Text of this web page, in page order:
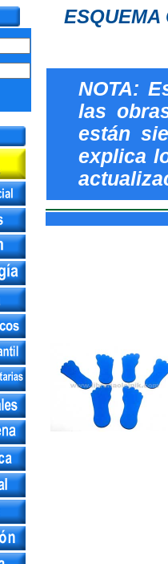
ESQUEMA
NOTA:
las
están
explica